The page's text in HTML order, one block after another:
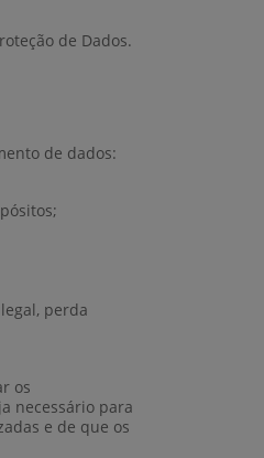
de Dados.
de dados:
perda
os
necessário para
e de que os